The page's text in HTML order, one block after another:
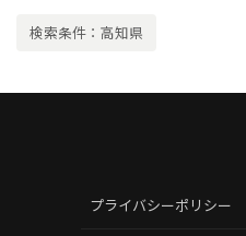
検索条件：高知県
プライバシーポリシー